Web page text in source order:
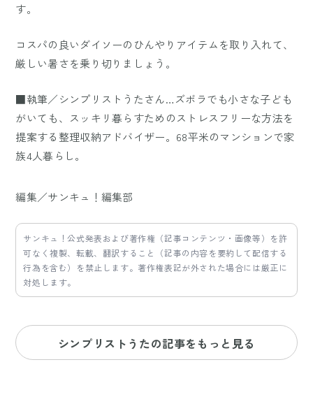
す。
コスパの良いダイソーのひんやりアイテムを取り入れて、
厳しい暑さを乗り切りましょう。
■執筆／シンプリストうたさん…ズボラでも小さな子ども
がいても、スッキリ暮らすためのストレスフリーな方法を
提案する整理収納アドバイザー。68平米のマンションで家
族4人暮らし。
編集／サンキュ！編集部
サンキュ！公式発表および著作権（記事コンテンツ・画像等）を許
可なく複製、転載、翻訳すること（記事の内容を要約して配信する
行為を含む）を禁止します。著作権表記が外された場合には厳正に
対処します。
シンプリストうたの記事をもっと見る